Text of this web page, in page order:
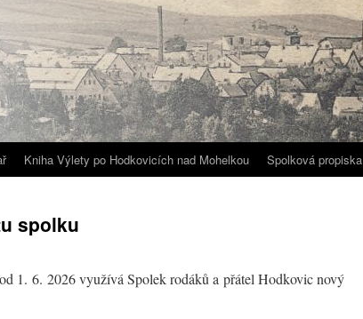
Kniha Výlety po Hodkovicích nad Mohelkou Spolková propiska
spolku
1. 6. 2026 využívá Spolek rodáků a přátel Hodkovic nový